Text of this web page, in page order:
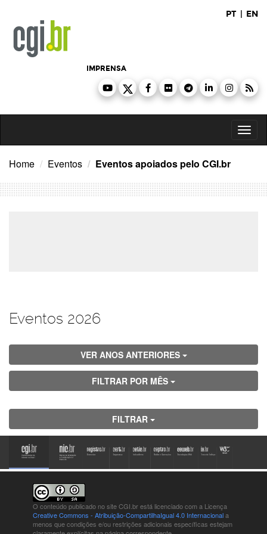
conteúdo
PT | EN
IMPRENSA
Home Eventos Eventos apoiados pelo CGI.br
Eventos 2026
VER ANOS ANTERIORES
FILTRAR POR MÊS
FILTRAR
O conteúdo publicado no site CGI.br está licenciado com a Licença
Creative Commons - Atribuição-CompartilhaIgual 4.0 Internacionala
menos que condições e/ou restrições adicionais específicas estejam